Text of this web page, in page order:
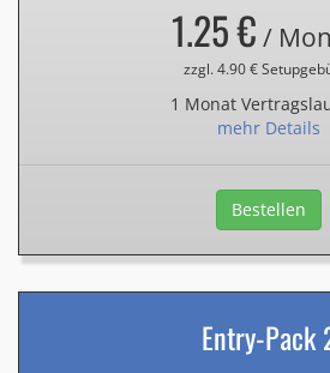
1.25 € /
zzgl. 4.90 €
1 Monat
mehr Details
Bestellen
Entry-Pack